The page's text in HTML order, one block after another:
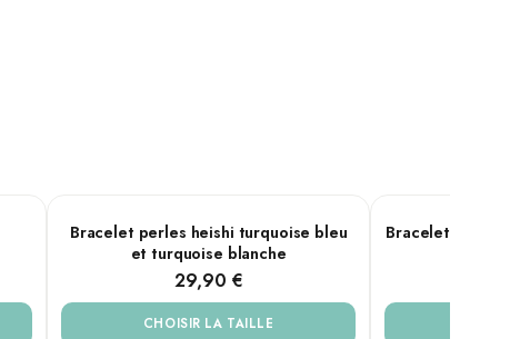
PLUSIEURS TAILLES
Bracelet perles heishi turquoise bleu
et turquoise blanche
29,90 €
CHOISIR LA TAILLE
PLUSIEURS
Bracelet perles